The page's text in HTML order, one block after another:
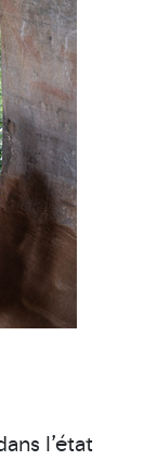
l’état